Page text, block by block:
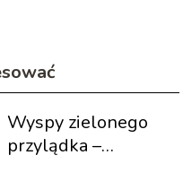
Wyspy zielonego
przylądka –